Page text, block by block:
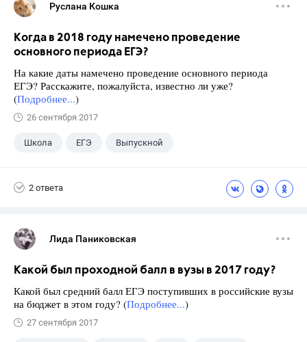
Руслана Кошка
Когда в 2018 году намечено проведение
основного периода ЕГЭ?
На какие даты намечено проведение основного периода
ЕГЭ? Расскажите, пожалуйста, известно ли уже?
(Подробнее...)
26 сентября 2017
Школа ЕГЭ Выпускной
2 ответа
Лида Паниковская
Какой был проходной балл в вузы в 2017 году?
Какой был средний балл ЕГЭ поступивших в российские вузы
на бюджет в этом году? (Подробнее...)
27 сентября 2017